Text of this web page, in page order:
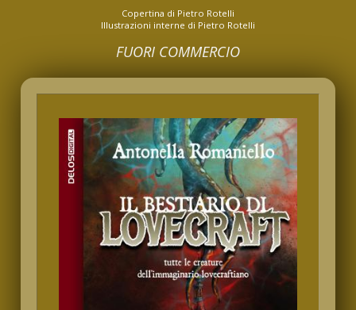
Copertina di Pietro Rotelli
Illustrazioni interne di Pietro Rotelli
FUORI COMMERCIO